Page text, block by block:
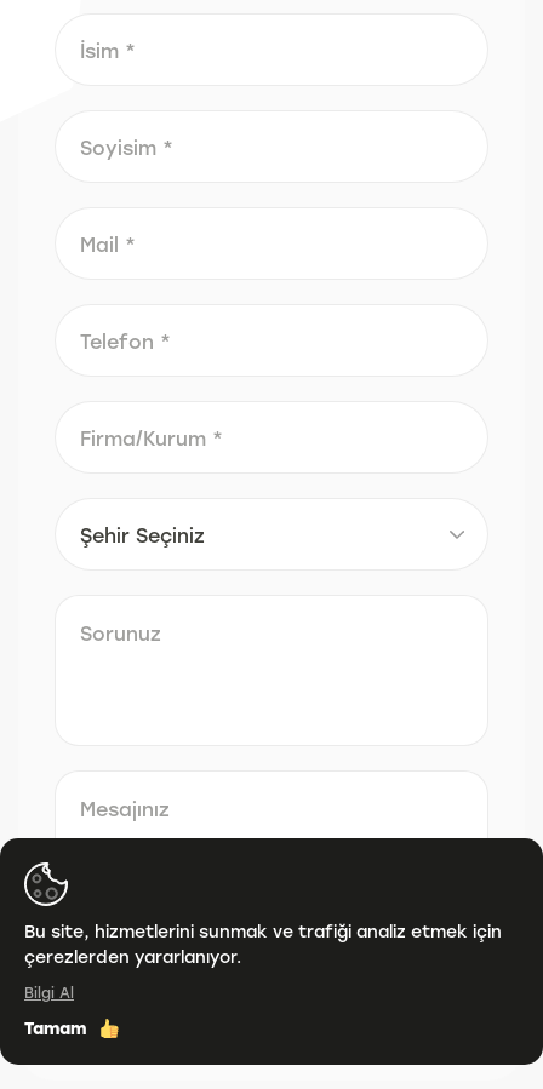
KVKK şartlarınıokudum ve kabul ediyorum.
Bu site, hizmetlerini sunmak ve trafiği analiz etmek için
çerezlerden yararlanıyor.
Bilgi Al
Tamam